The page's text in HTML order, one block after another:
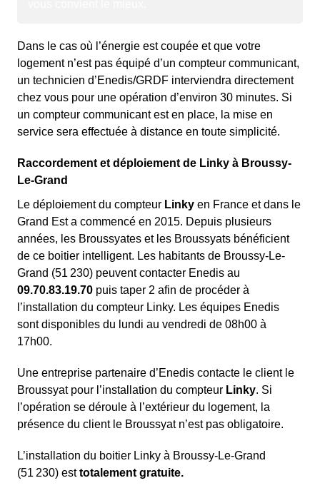
Dans le cas où l’énergie est coupée et que votre
logement n’est pas équipé d’un compteur communicant,
un technicien d’Enedis/GRDF interviendra directement
chez vous pour une opération d’environ 30 minutes. Si
un compteur communicant est en place, la mise en
service sera effectuée à distance en toute simplicité.
Raccordement et déploiement de Linky à Broussy-
Le-Grand
Le déploiement du compteur Linky en France et dans le
Grand Est a commencé en 2015. Depuis plusieurs
années, les Broussyates et les Broussyats bénéficient
de ce boitier intelligent. Les habitants de Broussy-Le-
Grand (51 230) peuvent contacter Enedis au
09.70.83.19.70 puis taper 2 afin de procéder à
l’installation du compteur Linky. Les équipes Enedis
sont disponibles du lundi au vendredi de 08h00 à
17h00.
Une entreprise partenaire d’Enedis contacte le client le
Broussyat pour l’installation du compteur Linky. Si
l’opération se déroule à l’extérieur du logement, la
présence du client le Broussyat n’est pas obligatoire.
L’installation du boitier Linky à Broussy-Le-Grand
(51 230) esttotalement gratuite.